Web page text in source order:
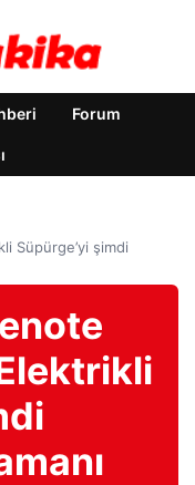
Forum
Süpürge’yi şimdi